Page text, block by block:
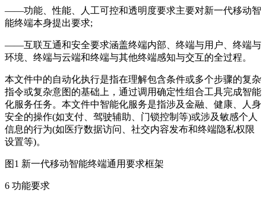
——功能、性能、人工可控和透明度要求主要对新一代移动智
能终端本身提出要求;
——互联互通和安全要求涵盖终端内部、终端与用户、终端与
环境、终端与云端和终端与其他终端感知与交互的全过程。
本文件中的自动化执行是指在理解包含条件或多个步骤的复杂
指令或复杂意图的基础上，通过调用确定性组合工具完成智能
化服务任务。本文件中智能化服务是指涉及金融、健康、人身
安全的操作(如支付、驾驶辅助、门锁控制等)或涉及敏感个人
信息的行为(如医疗数据访问、社交内容发布和终端隐私权限
设置等)。
图1 新一代移动智能终端通用要求框架
6 功能要求